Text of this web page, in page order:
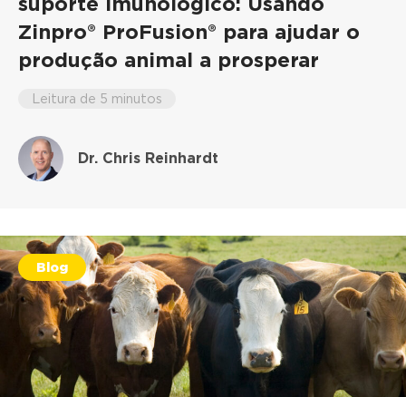
Zinpro® ProFusion® para ajudar o
produção animal a prosperar
Leitura de 5 minutos
Dr. Chris Reinhardt
Blog